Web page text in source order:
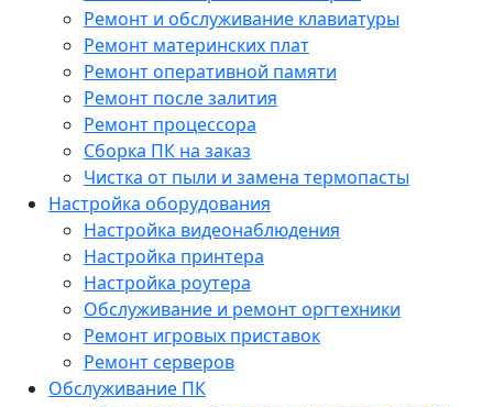
Ремонт и обслуживание клавиатуры
Ремонт материнских плат
Ремонт оперативной памяти
Ремонт после залития
Ремонт процессора
Сборка ПК на заказ
Чистка от пыли и замена термопасты
Настройка оборудования
Настройка видеонаблюдения
Настройка принтера
Настройка роутера
Обслуживание и ремонт оргтехники
Ремонт игровых приставок
Ремонт серверов
Обслуживание ПК